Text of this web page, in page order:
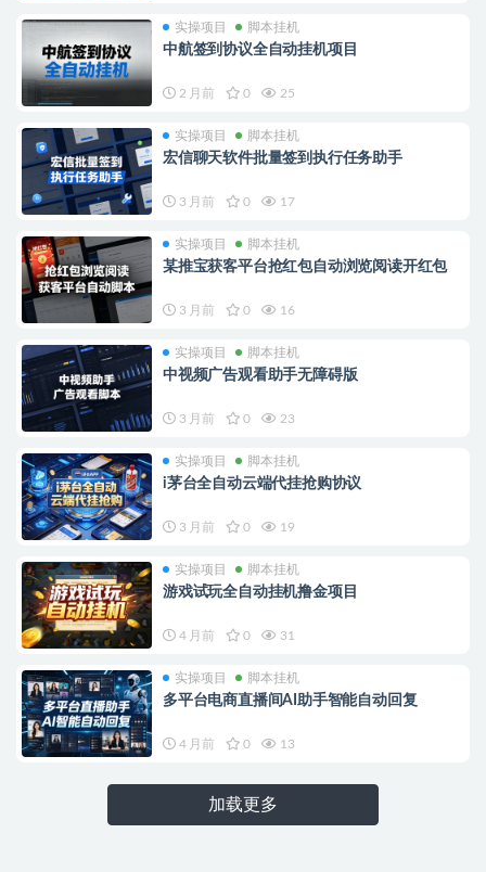
实操项目 脚本挂机
中航签到协议全自动挂机项目
2 月前 0 25
实操项目 脚本挂机
宏信聊天软件批量签到执行任务助手
3 月前 0 17
实操项目 脚本挂机
某推宝获客平台抢红包自动浏览阅读开红包
3 月前 0 16
实操项目 脚本挂机
中视频广告观看助手无障碍版
3 月前 0 23
实操项目 脚本挂机
i茅台全自动云端代挂抢购协议
3 月前 0 19
实操项目 脚本挂机
游戏试玩全自动挂机撸金项目
4 月前 0 31
实操项目 脚本挂机
多平台电商直播间AI助手智能自动回复
4 月前 0 13
加载更多